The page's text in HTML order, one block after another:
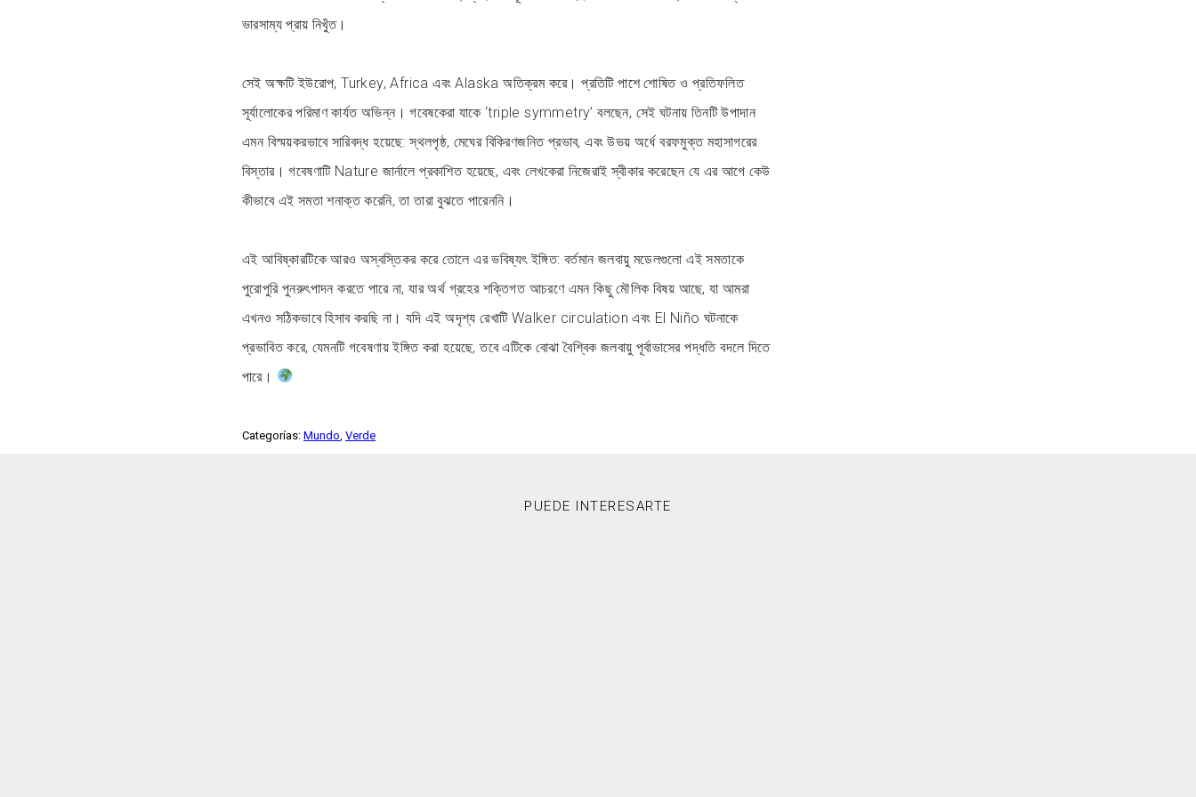
ভারসাম্য প্রায় নিখুঁত।
সেই অক্ষটি ইউরোপ, Turkey, Africa এবং Alaska অতিক্রম করে। প্রতিটি পাশে শোষিত ও প্রতিফলিত
সূর্যালোকের পরিমাণ কার্যত অভিন্ন। গবেষকেরা যাকে ‘triple symmetry’ বলছেন, সেই ঘটনায় তিনটি উপাদান
এমন বিস্ময়করভাবে সারিবদ্ধ হয়েছে: স্থলপৃষ্ঠ, মেঘের বিকিরণজনিত প্রভাব, এবং উভয় অর্ধে বরফমুক্ত মহাসাগরের
বিস্তার। গবেষণাটি Nature জার্নালে প্রকাশিত হয়েছে, এবং লেখকেরা নিজেরাই স্বীকার করেছেন যে এর আগে কেউ
কীভাবে এই সমতা শনাক্ত করেনি, তা তারা বুঝতে পারেননি।
এই আবিষ্কারটিকে আরও অস্বস্তিকর করে তোলে এর ভবিষ্যৎ ইঙ্গিত: বর্তমান জলবায়ু মডেলগুলো এই সমতাকে
পুরোপুরি পুনরুৎপাদন করতে পারে না, যার অর্থ গ্রহের শক্তিগত আচরণে এমন কিছু মৌলিক বিষয় আছে, যা আমরা
এখনও সঠিকভাবে হিসাব করছি না। যদি এই অদৃশ্য রেখাটি Walker circulation এবং El Niño ঘটনাকে
প্রভাবিত করে, যেমনটি গবেষণায় ইঙ্গিত করা হয়েছে, তবে এটিকে বোঝা বৈশ্বিক জলবায়ু পূর্বাভাসের পদ্ধতি বদলে দিতে
পারে।
Categorías: Mundo Verde
PUEDE INTERESARTE